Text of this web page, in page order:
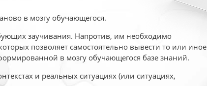
в мозгу обучающегося.
заучивания. Напротив, им необходимо
позволяет самостоятельно вывести то или иное
в мозгу обучающегося базе знаний.
и реальных ситуациях (или ситуациях,